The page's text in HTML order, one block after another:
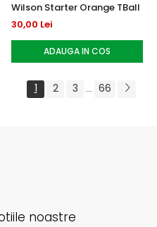
Wilson Starter Orange TBall
30,00 Lei
ADAUGA IN COS
1 2 3 ... 66
noastre